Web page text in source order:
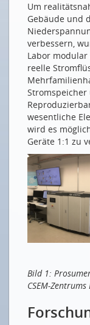
TELESTE
ENGIE Services
Drucken
Impressum
Um
Gebäude und
verbessern,
Labor
reelle
wesentliche
wird es
Geräte 1:1 zu
Bild 1:
CSEM-